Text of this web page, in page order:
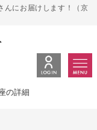
んにお届けします！（京
の詳細